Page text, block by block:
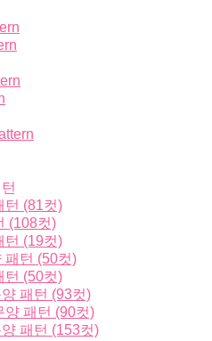
턴 (81컷)
(108컷)
턴 (19컷)
패턴 (50컷)
턴 (50컷)
패턴 (93컷)
양 패턴 (90컷)
패턴 (153컷)